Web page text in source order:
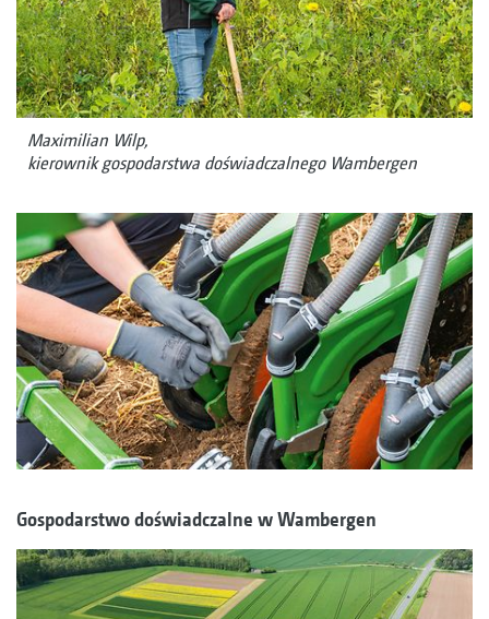
Maximilian Wilp,
kierownik gospodarstwa doświadczalnego Wambergen
Gospodarstwo doświadczalne w Wambergen